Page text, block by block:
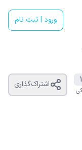
ورود | ثبت نام
اشتراک‌گذاری